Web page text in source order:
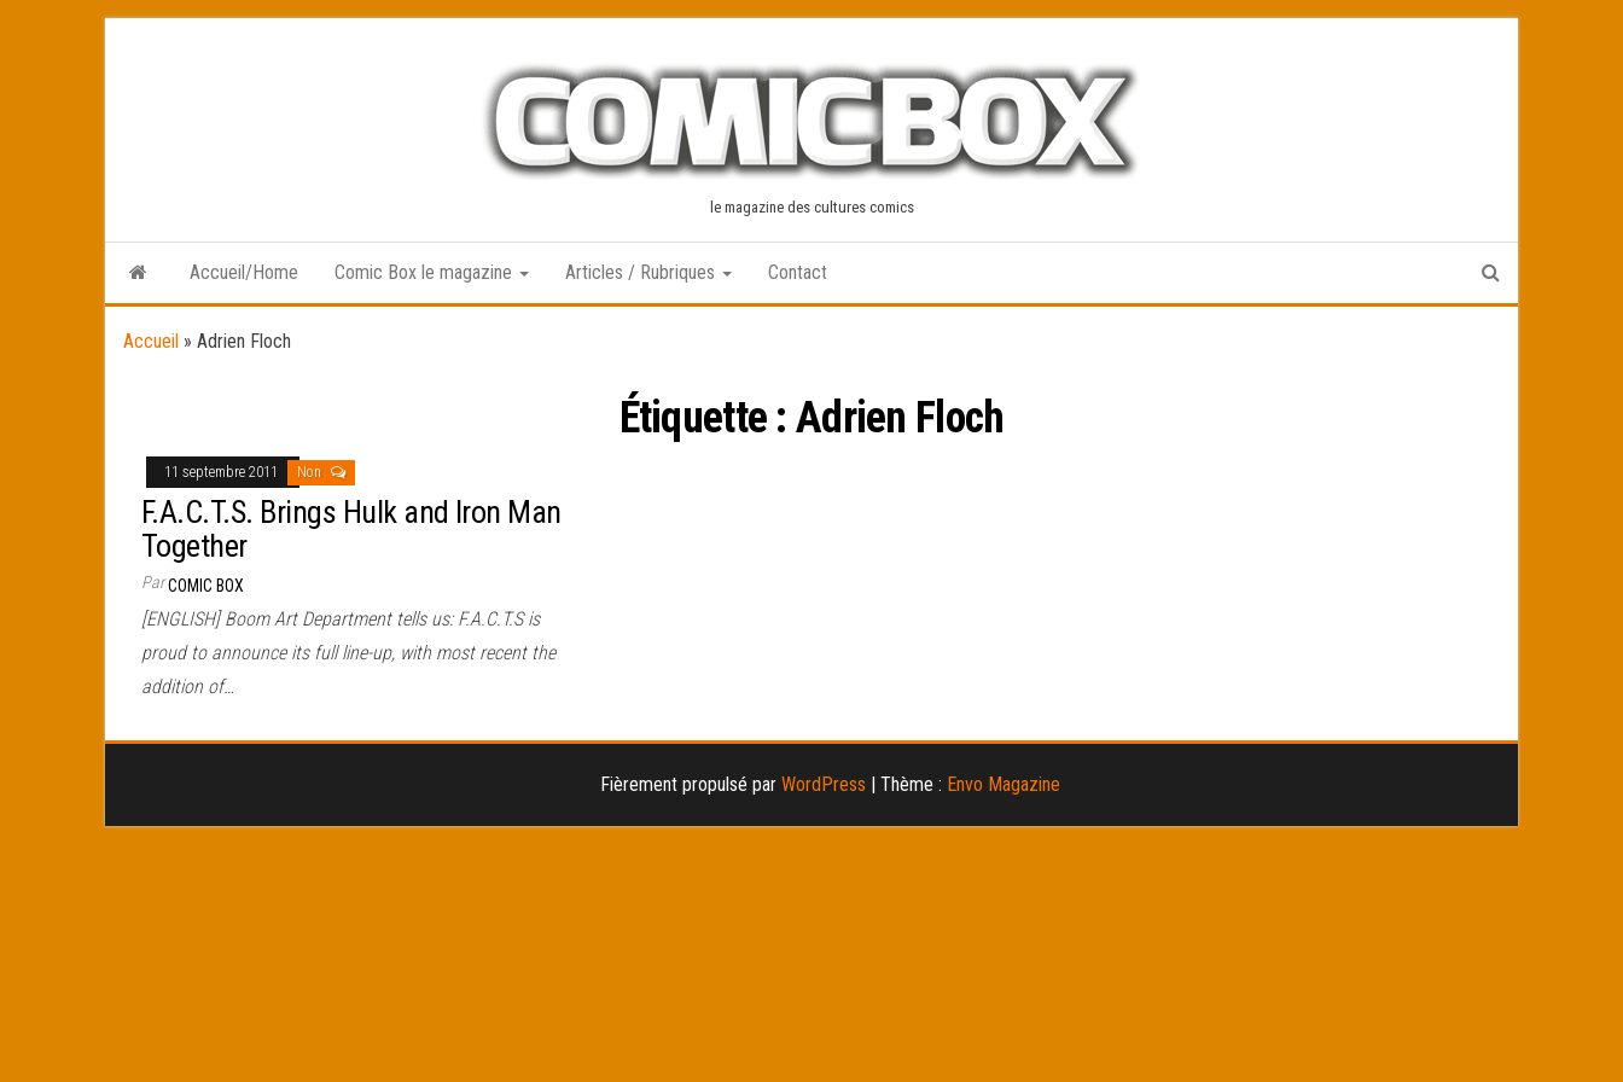
le magazine des cultures comics
Accueil/Home Comic Box le magazine Articles / Rubriques Contact
Accueil » Adrien Floch
Étiquette : Adrien Floch
11 septembre 2011 Non
F.A.C.T.S. Brings Hulk and Iron Man
Together
ParCOMIC BOX
[ENGLISH] Boom Art Department tells us: F.A.C.T.S is
proud to announce its full line-up, with most recent the
addition of…
Fièrement propulsé par WordPress | Thème : Envo Magazine